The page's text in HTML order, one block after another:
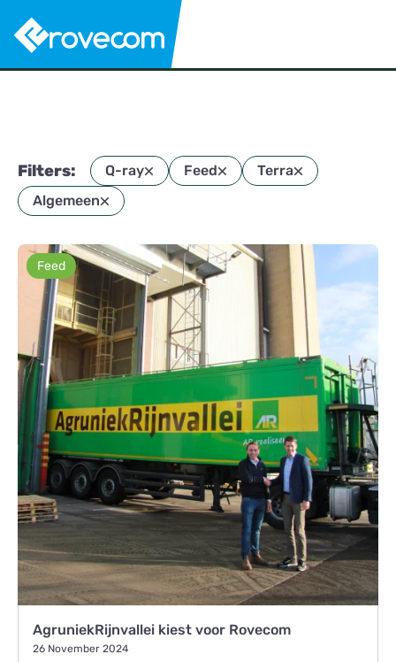
Filters: Q-ray Feed
Terra
Algemeen
Feed
AgruniekRijnvallei kiest voor Rovecom
26 November 2024